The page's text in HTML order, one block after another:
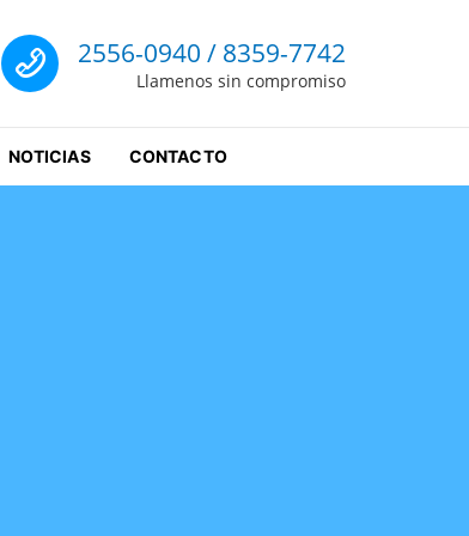
NOTICIAS CONTACTO
Llamenos
2556-0940 / 8359-7742
Llamenos sin compromiso